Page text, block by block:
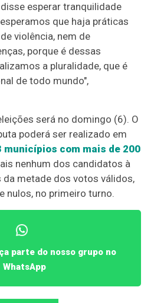
esperar tranquilidade
que haja práticas
violência, nem de
porque é dessas
a pluralidade, que é
de todo mundo",
será no domingo (6). O
poderá ser realizado em
municípios com mais de 200
nenhum dos candidatos à
metade dos votos válidos,
nulos, no primeiro turno.
parte do nosso grupo no
WhatsApp